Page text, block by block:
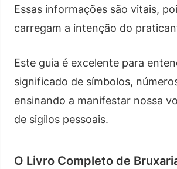
Essas informações são vitais,
carregam a intenção do
Este guia é excelente para
significado de símbolos,
ensinando a manifestar nossa
de sigilos pessoais.
O Livro Completo de